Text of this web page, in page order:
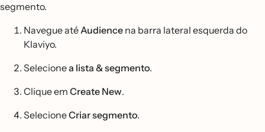
segmento.
Navegue atéAudience na barra lateral esquerda do
Klaviyo.
Selecionea lista & segmento.
Clique em Create New.
SelecioneCriar segmento.